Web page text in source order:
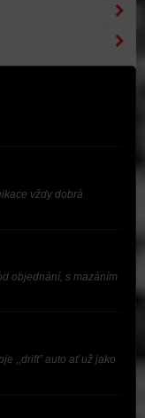
vždy dobrá
objednání, s mazáním
,,drift” auto ať už jako